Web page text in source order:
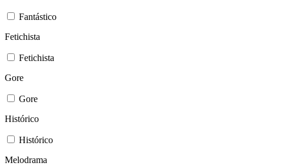
Fantástico
Fetichista
Fetichista
Gore
Gore
Histórico
Histórico
Melodrama